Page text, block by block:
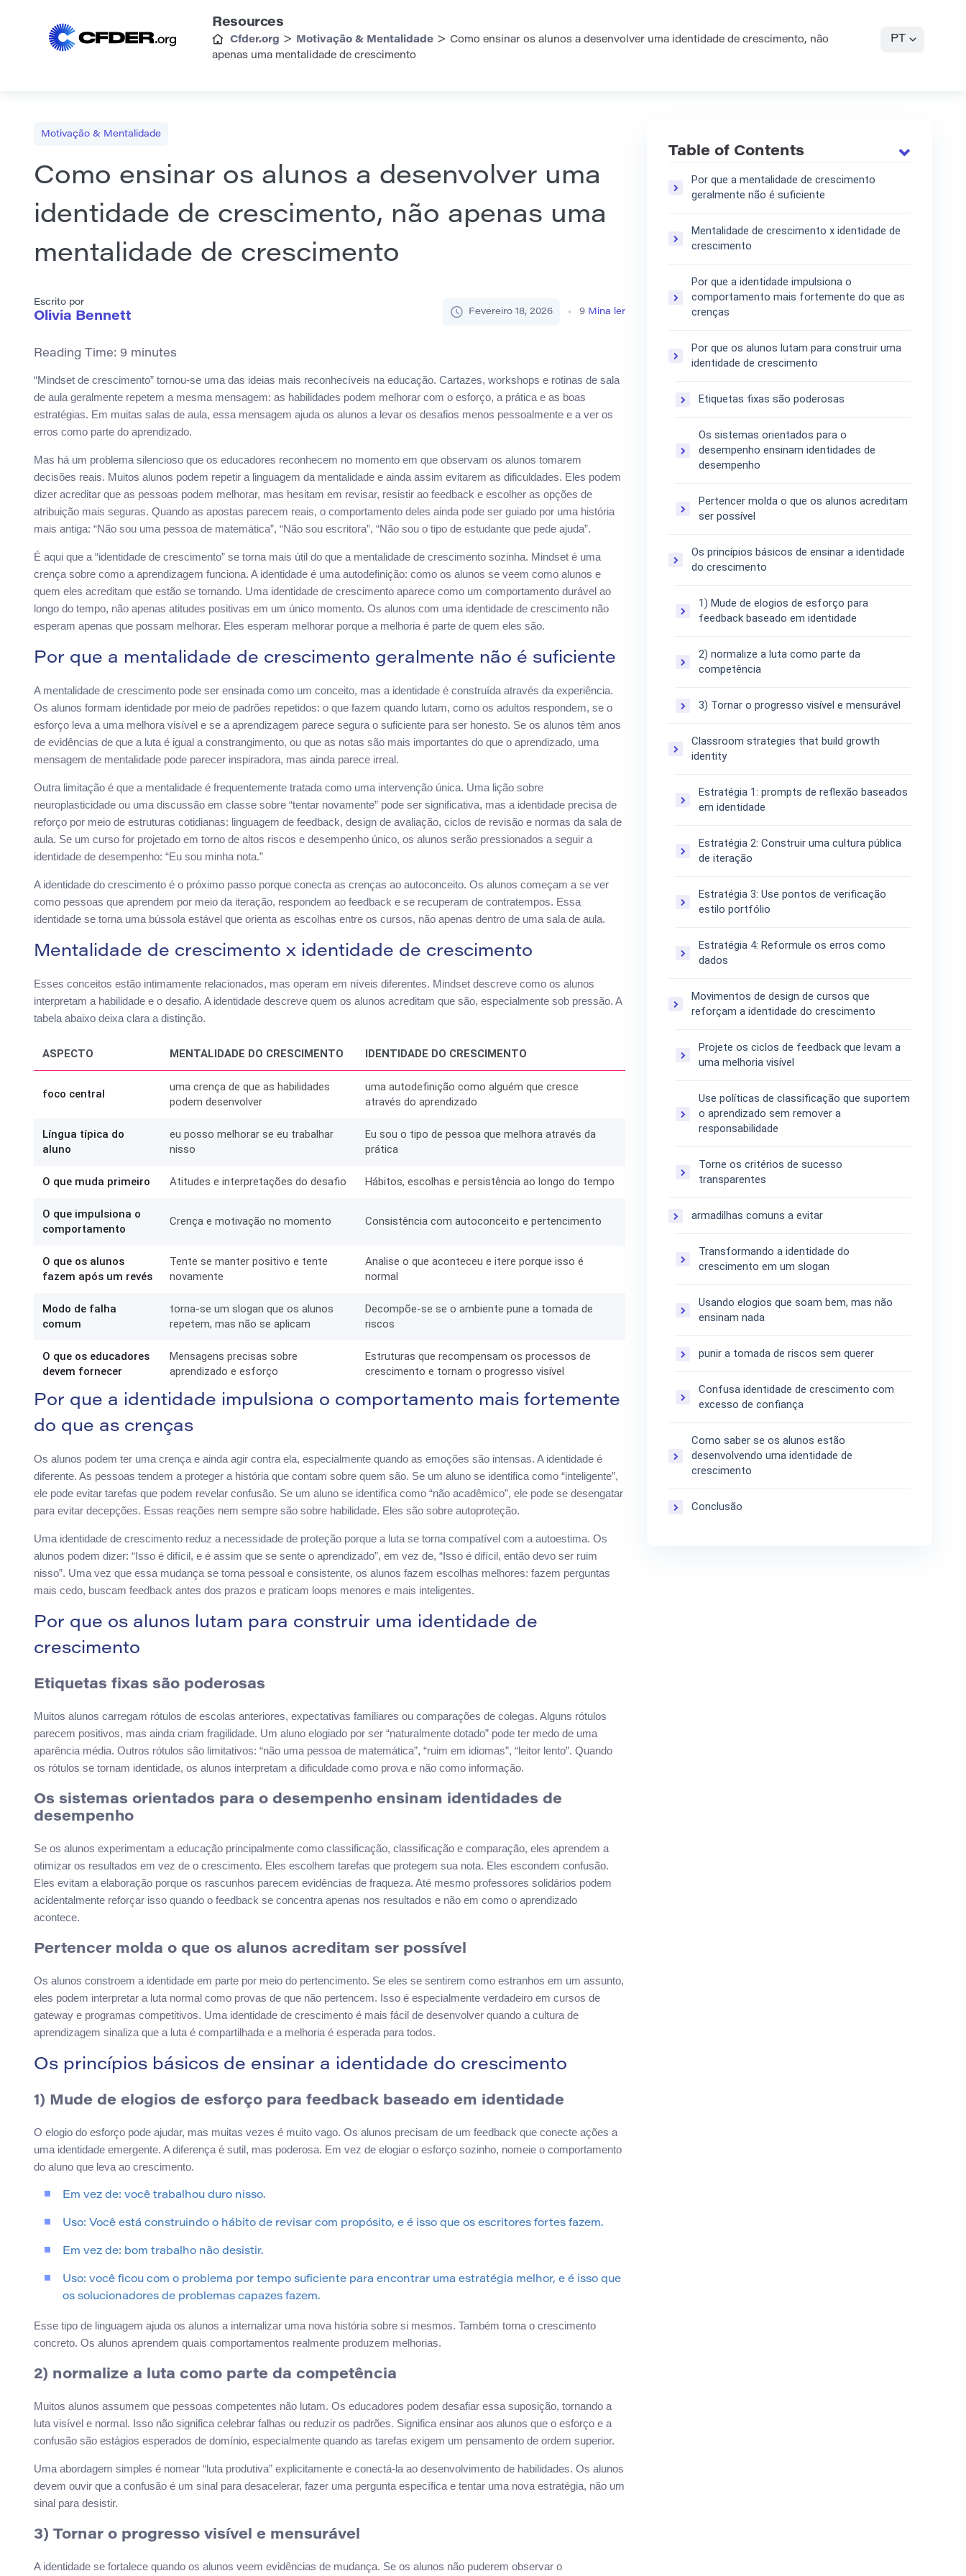
Resources
Cfder.org > Motivação & Mentalidade > Como ensinar os alunos a desenvolver uma identidade de crescimento, não
apenas uma mentalidade de crescimento
PT
Motivação & Mentalidade
Como ensinar os alunos a desenvolver uma
identidade de crescimento, não apenas uma
mentalidade de crescimento
Escrito por
Olivia Bennett Fevereiro 18, 2026 9 Mina ler
Reading Time: 9 minutes
“Mindset de crescimento” tornou-se uma das ideias mais reconhecíveis na educação. Cartazes, workshops e rotinas de sala
de aula geralmente repetem a mesma mensagem: as habilidades podem melhorar com o esforço, a prática e as boas
estratégias. Em muitas salas de aula, essa mensagem ajuda os alunos a levar os desafios menos pessoalmente e a ver os
erros como parte do aprendizado.
Mas há um problema silencioso que os educadores reconhecem no momento em que observam os alunos tomarem
decisões reais. Muitos alunos podem repetir a linguagem da mentalidade e ainda assim evitarem as dificuldades. Eles podem
dizer acreditar que as pessoas podem melhorar, mas hesitam em revisar, resistir ao feedback e escolher as opções de
atribuição mais seguras. Quando as apostas parecem reais, o comportamento deles ainda pode ser guiado por uma história
mais antiga: “Não sou uma pessoa de matemática”, “Não sou escritora”, “Não sou o tipo de estudante que pede ajuda”.
É aqui que a “identidade de crescimento” se torna mais útil do que a mentalidade de crescimento sozinha. Mindset é uma
crença sobre como a aprendizagem funciona. A identidade é uma autodefinição: como os alunos se veem como alunos e
quem eles acreditam que estão se tornando. Uma identidade de crescimento aparece como um comportamento durável ao
longo do tempo, não apenas atitudes positivas em um único momento. Os alunos com uma identidade de crescimento não
esperam apenas que possam melhorar. Eles esperam melhorar porque a melhoria é parte de quem eles são.
Por que a mentalidade de crescimento geralmente não é suficiente
A mentalidade de crescimento pode ser ensinada como um conceito, mas a identidade é construída através da experiência.
Os alunos formam identidade por meio de padrões repetidos: o que fazem quando lutam, como os adultos respondem, se o
esforço leva a uma melhora visível e se a aprendizagem parece segura o suficiente para ser honesto. Se os alunos têm anos
de evidências de que a luta é igual a constrangimento, ou que as notas são mais importantes do que o aprendizado, uma
mensagem de mentalidade pode parecer inspiradora, mas ainda parece irreal.
Outra limitação é que a mentalidade é frequentemente tratada como uma intervenção única. Uma lição sobre
neuroplasticidade ou uma discussão em classe sobre “tentar novamente” pode ser significativa, mas a identidade precisa de
reforço por meio de estruturas cotidianas: linguagem de feedback, design de avaliação, ciclos de revisão e normas da sala de
aula. Se um curso for projetado em torno de altos riscos e desempenho único, os alunos serão pressionados a seguir a
identidade de desempenho: “Eu sou minha nota.”
A identidade do crescimento é o próximo passo porque conecta as crenças ao autoconceito. Os alunos começam a se ver
como pessoas que aprendem por meio da iteração, respondem ao feedback e se recuperam de contratempos. Essa
identidade se torna uma bússola estável que orienta as escolhas entre os cursos, não apenas dentro de uma sala de aula.
Mentalidade de crescimento x identidade de crescimento
Esses conceitos estão intimamente relacionados, mas operam em níveis diferentes. Mindset descreve como os alunos
interpretam a habilidade e o desafio. A identidade descreve quem os alunos acreditam que são, especialmente sob pressão. A
tabela abaixo deixa clara a distinção.
ASPECTO MENTALIDADE DO CRESCIMENTO IDENTIDADE DO CRESCIMENTO
foco central
uma crença de que as habilidades
podem desenvolver
uma autodefinição como alguém que cresce
através do aprendizado
Língua típica do
aluno
eu posso melhorar se eu trabalhar
nisso
Eu sou o tipo de pessoa que melhora através da
prática
O que muda primeiro Atitudes e interpretações do desafio Hábitos, escolhas e persistência ao longo do tempo
O que impulsiona o
comportamento
Crença e motivação no momento Consistência com autoconceito e pertencimento
O que os alunos
fazem após um revés
Tente se manter positivo e tente
novamente
Analise o que aconteceu e itere porque isso é
normal
Modo de falha
comum
torna-se um slogan que os alunos
repetem, mas não se aplicam
Decompõe-se se o ambiente pune a tomada de
riscos
O que os educadores
devem fornecer
Mensagens precisas sobre
aprendizado e esforço
Estruturas que recompensam os processos de
crescimento e tornam o progresso visível
Por que a identidade impulsiona o comportamento mais fortemente
do que as crenças
Os alunos podem ter uma crença e ainda agir contra ela, especialmente quando as emoções são intensas. A identidade é
diferente. As pessoas tendem a proteger a história que contam sobre quem são. Se um aluno se identifica como “inteligente”,
ele pode evitar tarefas que podem revelar confusão. Se um aluno se identifica como “não acadêmico”, ele pode se desengatar
para evitar decepções. Essas reações nem sempre são sobre habilidade. Eles são sobre autoproteção.
Uma identidade de crescimento reduz a necessidade de proteção porque a luta se torna compatível com a autoestima. Os
alunos podem dizer: “Isso é difícil, e é assim que se sente o aprendizado”, em vez de, “Isso é difícil, então devo ser ruim
nisso”. Uma vez que essa mudança se torna pessoal e consistente, os alunos fazem escolhas melhores: fazem perguntas
mais cedo, buscam feedback antes dos prazos e praticam loops menores e mais inteligentes.
Por que os alunos lutam para construir uma identidade de
crescimento
Etiquetas fixas são poderosas
Muitos alunos carregam rótulos de escolas anteriores, expectativas familiares ou comparações de colegas. Alguns rótulos
parecem positivos, mas ainda criam fragilidade. Um aluno elogiado por ser “naturalmente dotado” pode ter medo de uma
aparência média. Outros rótulos são limitativos: “não uma pessoa de matemática”, “ruim em idiomas”, “leitor lento”. Quando
os rótulos se tornam identidade, os alunos interpretam a dificuldade como prova e não como informação.
Os sistemas orientados para o desempenho ensinam identidades de
desempenho
Se os alunos experimentam a educação principalmente como classificação, classificação e comparação, eles aprendem a
otimizar os resultados em vez de o crescimento. Eles escolhem tarefas que protegem sua nota. Eles escondem confusão.
Eles evitam a elaboração porque os rascunhos parecem evidências de fraqueza. Até mesmo professores solidários podem
acidentalmente reforçar isso quando o feedback se concentra apenas nos resultados e não em como o aprendizado
acontece.
Pertencer molda o que os alunos acreditam ser possível
Os alunos constroem a identidade em parte por meio do pertencimento. Se eles se sentirem como estranhos em um assunto,
eles podem interpretar a luta normal como provas de que não pertencem. Isso é especialmente verdadeiro em cursos de
gateway e programas competitivos. Uma identidade de crescimento é mais fácil de desenvolver quando a cultura de
aprendizagem sinaliza que a luta é compartilhada e a melhoria é esperada para todos.
Os princípios básicos de ensinar a identidade do crescimento
1) Mude de elogios de esforço para feedback baseado em identidade
O elogio do esforço pode ajudar, mas muitas vezes é muito vago. Os alunos precisam de um feedback que conecte ações a
uma identidade emergente. A diferença é sutil, mas poderosa. Em vez de elogiar o esforço sozinho, nomeie o comportamento
do aluno que leva ao crescimento.
Em vez de: você trabalhou duro nisso.
Uso: Você está construindo o hábito de revisar com propósito, e é isso que os escritores fortes fazem.
Em vez de: bom trabalho não desistir.
Uso: você ficou com o problema por tempo suficiente para encontrar uma estratégia melhor, e é isso que
os solucionadores de problemas capazes fazem.
Esse tipo de linguagem ajuda os alunos a internalizar uma nova história sobre si mesmos. Também torna o crescimento
concreto. Os alunos aprendem quais comportamentos realmente produzem melhorias.
2) normalize a luta como parte da competência
Muitos alunos assumem que pessoas competentes não lutam. Os educadores podem desafiar essa suposição, tornando a
luta visível e normal. Isso não significa celebrar falhas ou reduzir os padrões. Significa ensinar aos alunos que o esforço e a
confusão são estágios esperados de domínio, especialmente quando as tarefas exigem um pensamento de ordem superior.
Uma abordagem simples é nomear “luta produtiva” explicitamente e conectá-la ao desenvolvimento de habilidades. Os alunos
devem ouvir que a confusão é um sinal para desacelerar, fazer uma pergunta específica e tentar uma nova estratégia, não um
sinal para desistir.
3) Tornar o progresso visível e mensurável
A identidade se fortalece quando os alunos veem evidências de mudança. Se os alunos não puderem observar o
Table of Contents
Por que a mentalidade de crescimento
geralmente não é suficiente
Mentalidade de crescimento x identidade de
crescimento
Por que a identidade impulsiona o
comportamento mais fortemente do que as
crenças
Por que os alunos lutam para construir uma
identidade de crescimento
Etiquetas fixas são poderosas
Os sistemas orientados para o
desempenho ensinam identidades de
desempenho
Pertencer molda o que os alunos acreditam
ser possível
Os princípios básicos de ensinar a identidade
do crescimento
1) Mude de elogios de esforço para
feedback baseado em identidade
2) normalize a luta como parte da
competência
3) Tornar o progresso visível e mensurável
Classroom strategies that build growth
identity
Estratégia 1: prompts de reflexão baseados
em identidade
Estratégia 2: Construir uma cultura pública
de iteração
Estratégia 3: Use pontos de verificação
estilo portfólio
Estratégia 4: Reformule os erros como
dados
Movimentos de design de cursos que
reforçam a identidade do crescimento
Projete os ciclos de feedback que levam a
uma melhoria visível
Use políticas de classificação que suportem
o aprendizado sem remover a
responsabilidade
Torne os critérios de sucesso
transparentes
armadilhas comuns a evitar
Transformando a identidade do
crescimento em um slogan
Usando elogios que soam bem, mas não
ensinam nada
punir a tomada de riscos sem querer
Confusa identidade de crescimento com
excesso de confiança
Como saber se os alunos estão
desenvolvendo uma identidade de
crescimento
Conclusão